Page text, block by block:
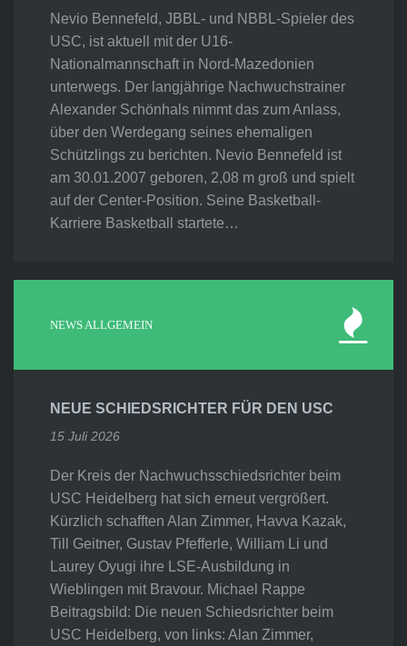
Nevio Bennefeld, JBBL- und NBBL-Spieler des
USC, ist aktuell mit der U16-
Nationalmannschaft in Nord-Mazedonien
unterwegs. Der langjährige Nachwuchstrainer
Alexander Schönhals nimmt das zum Anlass,
über den Werdegang seines ehemaligen
Schützlings zu berichten. Nevio Bennefeld ist
am 30.01.2007 geboren, 2,08 m groß und spielt
auf der Center-Position. Seine Basketball-
Karriere Basketball startete…
NEWS ALLGEMEIN
NEUE SCHIEDSRICHTER FÜR DEN USC
15 Juli 2026
Der Kreis der Nachwuchsschiedsrichter beim
USC Heidelberg hat sich erneut vergrößert.
Kürzlich schafften Alan Zimmer, Havva Kazak,
Till Geitner, Gustav Pfefferle, William Li und
Laurey Oyugi ihre LSE-Ausbildung in
Wieblingen mit Bravour. Michael Rappe
Beitragsbild: Die neuen Schiedsrichter beim
USC Heidelberg, von links: Alan Zimmer,